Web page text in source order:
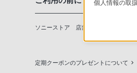
ソニーストア 店舗のご案内
定期クーポンのプレゼントについて
個人情報の取